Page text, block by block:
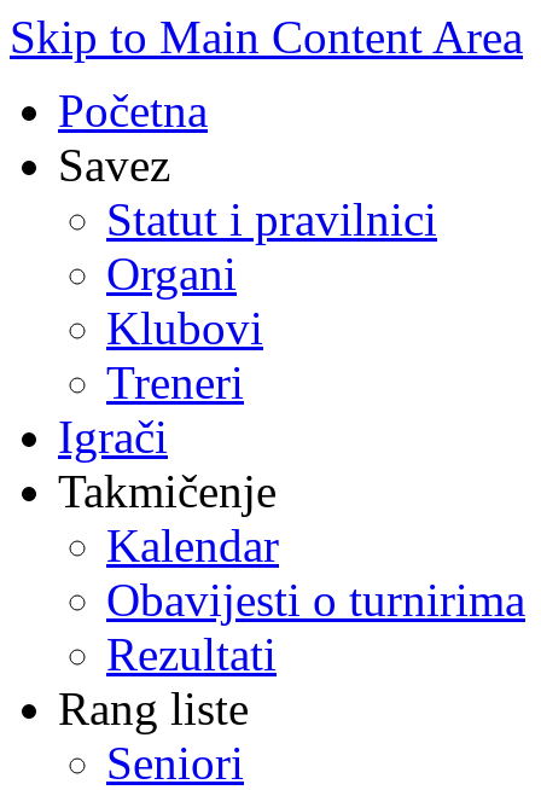
Skip to Main Content Area
Početna
Savez
Statut i pravilnici
Organi
Klubovi
Treneri
Igrači
Takmičenje
Kalendar
Obavijesti o turnirima
Rezultati
Rang liste
Seniori